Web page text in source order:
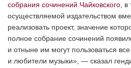
собрания сочинений Чайковского ,
осуществляемой издательством
реализовать проект, значение
полное собрание сочинений
и отныне им могут пользоваться
и любители музыки», — сказал